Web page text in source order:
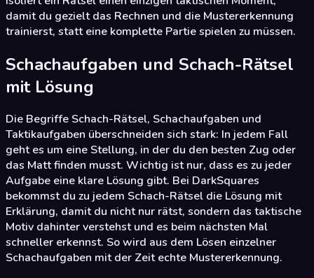
damit du gezielt das Rechnen und die Mustererkennung
trainierst, statt eine komplette Partie spielen zu müssen.
Schachaufgaben und Schach-Rätsel
mit Lösung
Die Begriffe Schach-Rätsel, Schachaufgaben und
Taktikaufgaben überschneiden sich stark: In jedem Fall
geht es um eine Stellung, in der du den besten Zug oder
das Matt finden musst. Wichtig ist nur, dass es zu jeder
Aufgabe eine klare Lösung gibt. Bei DarkSquares
bekommst du zu jedem Schach-Rätsel die Lösung mit
Erklärung, damit du nicht nur rätst, sondern das taktische
Motiv dahinter verstehst und es beim nächsten Mal
schneller erkennst. So wird aus dem Lösen einzelner
Schachaufgaben mit der Zeit echte Mustererkennung.